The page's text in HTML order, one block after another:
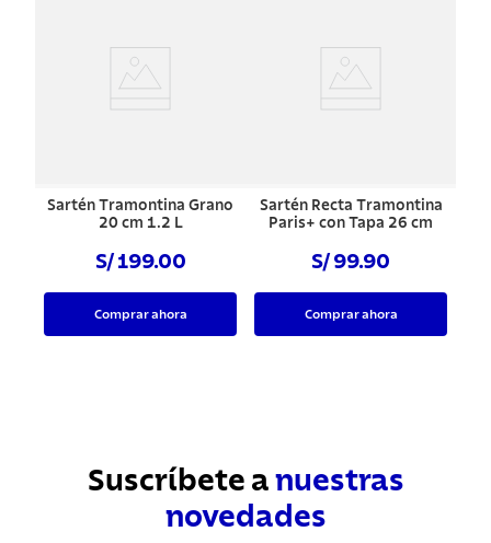
Sartén Tramontina Grano
20 cm 1.2 L
S/ 199.00
Comprar ahora
Sartén Recta Tramontina
Paris+ con Tapa 26 cm
S/ 99.90
Comprar ahora
Suscríbete a nuestras
novedades